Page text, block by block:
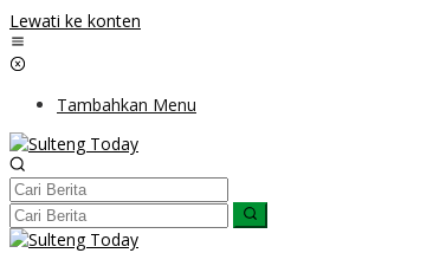
Lewati ke konten
Tambahkan Menu